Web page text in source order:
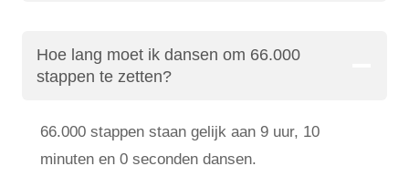
Hoe lang moet ik dansen om 66.000
stappen te zetten?
66.000 stappen staan ​​gelijk aan 9 uur, 10
minuten en 0 seconden dansen.